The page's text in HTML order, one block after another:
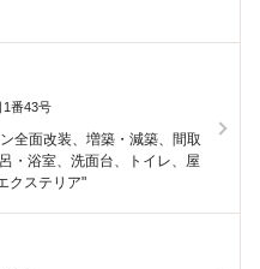
1番43号
全面改装、増築・減築、間取
・浴室、洗面台、トイレ、屋
クステリア"